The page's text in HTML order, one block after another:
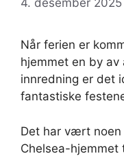
4. desember 2025
Når ferien er
hjemmet en by
innredning er det
fantastiske
Det har vært noen
Chelsea-hjemmet